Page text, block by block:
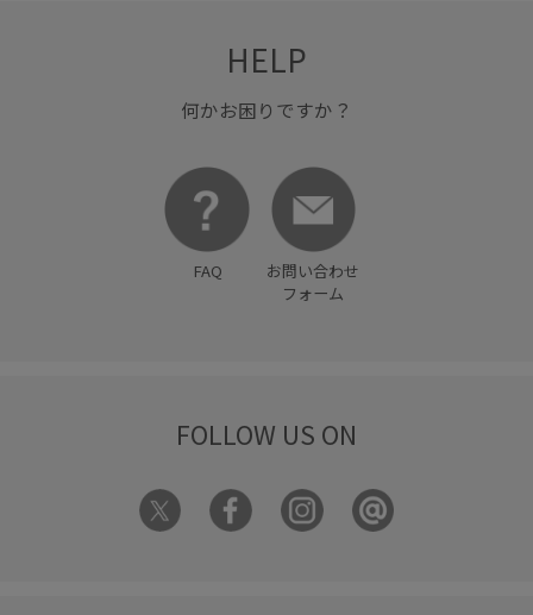
HELP
何かお困りですか？
FAQ
お問い合わせ
フォーム
FOLLOW US ON